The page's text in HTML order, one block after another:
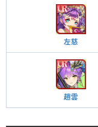
左慈
趙雲